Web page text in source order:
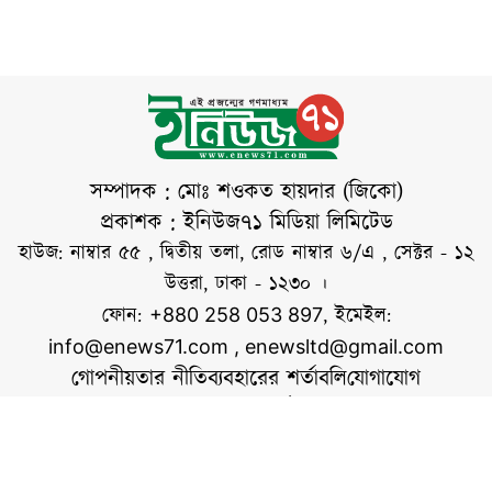
দিয়ে আগামী দুই
বছরের জন্য চলচ্চিত্র
শিল্পী সমিতির নতুন
নেতৃত্ব নিশ্চিত হলো।
গত শুক্রবার (৩ জুলাই)
বাংলাদেশ চলচ্চিত্র
উন্নয়ন করপোরেশন
(বিএফডিসি) প্রাঙ্গণে
সকাল
সম্পাদক : মোঃ শওকত হায়দার (জিকো)
প্রকাশক : ইনিউজ৭১ মিডিয়া লিমিটেড
হাউজ: নাম্বার ৫৫ , দ্বিতীয় তলা, রোড নাম্বার ৬/এ , সেক্টর - ১২
উত্তরা, ঢাকা - ১২৩০ ।
ফোন: +880 258 053 897, ইমেইল:
info@enews71.com , enewsltd@gmail.com
গোপনীয়তার নীতিব্যবহারের শর্তাবলিযোগাযোগ